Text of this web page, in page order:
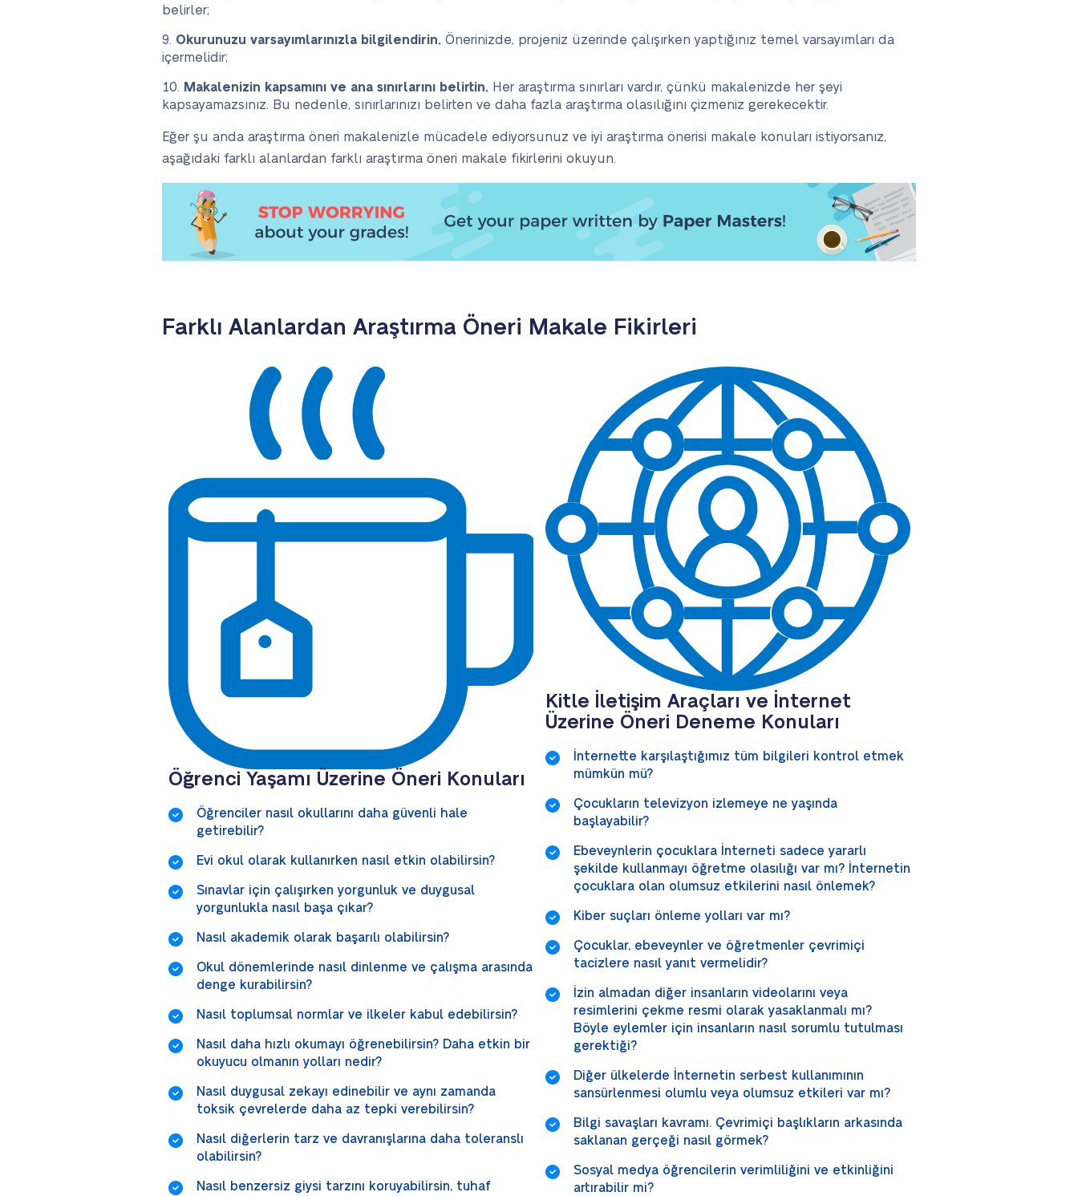
belirler;
Okurunuzu varsayımlarınızla bilgilendirin. Önerinizde, projeniz üzerinde çalışırken yaptığınız temel varsayımları da
içermelidir;
Makalenizin kapsamını ve ana sınırlarını belirtin. Her araştırma sınırları vardır, çünkü makalenizde her şeyi
kapsayamazsınız. Bu nedenle, sınırlarınızı belirten ve daha fazla araştırma olasılığını çizmeniz gerekecektir.
Eğer şu anda araştırma öneri makalenizle mücadele ediyorsunuz ve iyi araştırma önerisi makale konuları istiyorsanız,
aşağıdaki farklı alanlardan farklı araştırma öneri makale fikirlerini okuyun.
Farklı Alanlardan Araştırma Öneri Makale Fikirleri
Öğrenci Yaşamı Üzerine Öneri Konuları
Öğrenciler nasıl okullarını daha güvenli hale
getirebilir?
Evi okul olarak kullanırken nasıl etkin olabilirsin?
Sınavlar için çalışırken yorgunluk ve duygusal
yorgunlukla nasıl başa çıkar?
Nasıl akademik olarak başarılı olabilirsin?
Okul dönemlerinde nasıl dinlenme ve çalışma arasında
denge kurabilirsin?
Nasıl toplumsal normlar ve ilkeler kabul edebilirsin?
Nasıl daha hızlı okumayı öğrenebilirsin? Daha etkin bir
okuyucu olmanın yolları nedir?
Nasıl duygusal zekayı edinebilir ve aynı zamanda
toksik çevrelerde daha az tepki verebilirsin?
Nasıl diğerlerin tarz ve davranışlarına daha toleranslı
olabilirsin?
Nasıl benzersiz giysi tarzını koruyabilirsin, tuhaf
Kitle İletişim Araçları ve İnternet
Üzerine Öneri Deneme Konuları
İnternette karşılaştığımız tüm bilgileri kontrol etmek
mümkün mü?
Çocukların televizyon izlemeye ne yaşında
başlayabilir?
Ebeveynlerin çocuklara İnterneti sadece yararlı
şekilde kullanmayı öğretme olasılığı var mı? İnternetin
çocuklara olan olumsuz etkilerini nasıl önlemek?
Kiber suçları önleme yolları var mı?
Çocuklar, ebeveynler ve öğretmenler çevrimiçi
tacizlere nasıl yanıt vermelidir?
İzin almadan diğer insanların videolarını veya
resimlerini çekme resmi olarak yasaklanmalı mı?
Böyle eylemler için insanların nasıl sorumlu tutulması
gerektiği?
Diğer ülkelerde İnternetin serbest kullanımının
sansürlenmesi olumlu veya olumsuz etkileri var mı?
Bilgi savaşları kavramı. Çevrimiçi başlıkların arkasında
saklanan gerçeği nasıl görmek?
Sosyal medya öğrencilerin verimliliğini ve etkinliğini
artırabilir mi?